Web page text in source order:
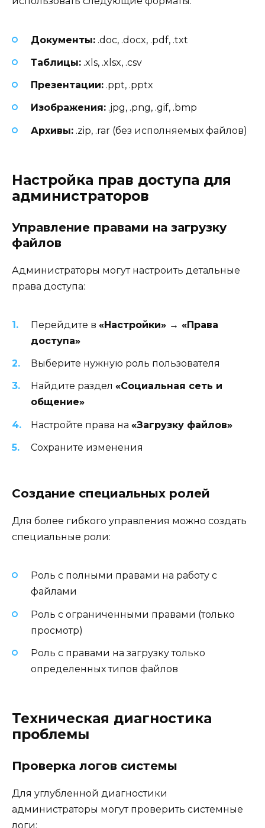
Документы: .doc, .docx, .pdf, .txt
Таблицы: .xls, .xlsx, .csv
Презентации: .ppt, .pptx
Изображения: .jpg, .png, .gif, .bmp
Архивы: .zip, .rar (без исполняемых файлов)
Настройка прав доступа для
администраторов
Управление правами на загрузку
файлов
Администраторы могут настроить детальные
права доступа:
Перейдите в «Настройки» → «Права
доступа»
Выберите нужную роль пользователя
Найдите раздел «Социальная сеть и
общение»
Настройте права на «Загрузку файлов»
Сохраните изменения
Создание специальных ролей
Для более гибкого управления можно создать
специальные роли:
Роль с полными правами на работу с
файлами
Роль с ограниченными правами (только
просмотр)
Роль с правами на загрузку только
определенных типов файлов
Техническая диагностика
проблемы
Проверка логов системы
Для углубленной диагностики
администраторы могут проверить системные
логи: